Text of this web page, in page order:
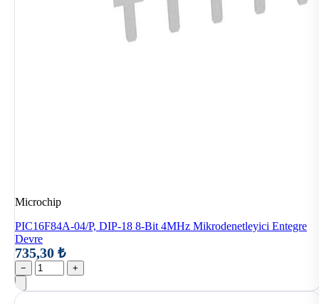
Microchip
PIC16F84A-04/P, DIP-18 8-Bit 4MHz Mikrodenetleyici Entegre
Devre
735,30 ₺
− +